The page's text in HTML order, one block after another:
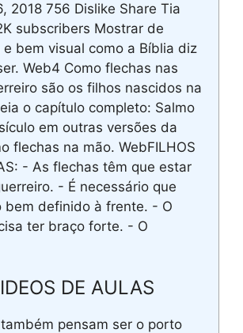
2018 756 Dislike Share Tia
subscribers Mostrar de
bem visual como a Bíblia diz
Web4 Como flechas nas
são os filhos nascidos na
o capítulo completo: Salmo
em outras versões da
flechas na mão. WebFILHOS
- As flechas têm que estar
- É necessário que
bem definido à frente. - O
ter braço forte. - O
DE AULAS
pensam ser o porto